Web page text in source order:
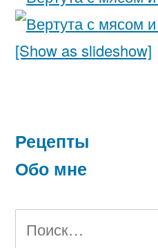
[Show as slideshow]
Рецепты
Обо мне
Найти: